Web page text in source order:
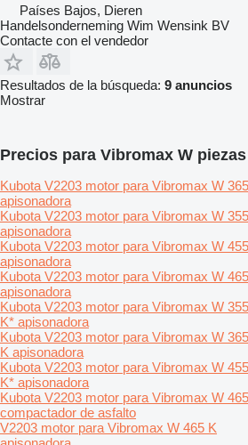
Países Bajos, Dieren
Handelsonderneming Wim Wensink BV
Contacte con el vendedor
Resultados de la búsqueda: 9 anuncios
Mostrar
Precios para Vibromax W
Kubota V2203 motor para Vibromax W 365
apisonadora
Kubota V2203 motor para Vibromax W
apisonadora
Kubota V2203 motor para Vibromax W 455
apisonadora
Kubota V2203 motor para Vibromax W 465
apisonadora
Kubota V2203 motor para Vibromax W 355
K* apisonadora
Kubota V2203 motor para Vibromax W 365
K apisonadora
Kubota V2203 motor para Vibromax W 455
K* apisonadora
Kubota V2203 motor para Vibromax W 465
compactador de asfalto
V2203 motor para Vibromax W 465 K